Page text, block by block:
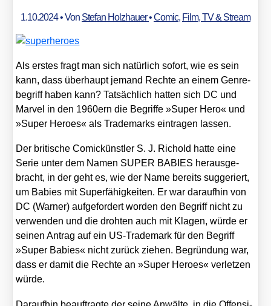
1.10.2024• Von Stefan Holzhauer•Comic, Film, TV & Stream
Als ers­tes fragt man sich natür­lich sofort, wie es sein
kann, dass über­haupt jemand Rech­te an einem Gen­re­
be­griff haben kann? Tat­säch­lich hat­ten sich DC und
Mar­vel in den 1960ern die Begrif­fe »Super Hero« und
»Super Heroes« als Trade­marks ein­tra­gen las­sen.
Der bri­ti­sche Comic­künst­ler S. J. Richold hat­te eine
Serie unter dem Namen SUPER BABIES her­aus­ge­
bracht, in der geht es, wie der Name bereits sug­ge­riert,
um Babies mit Super­fä­hig­kei­ten. Er war dar­auf­hin von
DC (War­ner) auf­ge­for­dert wor­den den Begriff nicht zu
ver­wen­den und die droh­ten auch mit Kla­gen, wür­de er
sei­nen Antrag auf ein US-Trade­mark für den Begriff
»Super Babies« nicht zurück zie­hen. Begrün­dung war,
dass er damit die Rech­te an »Super Heroes« ver­let­zen
wür­de.